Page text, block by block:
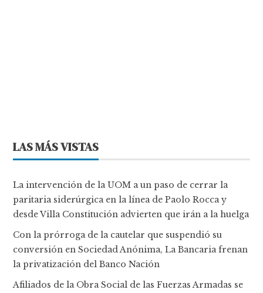
LAS MÁS VISTAS
La intervención de la UOM a un paso de cerrar la
paritaria siderúrgica en la línea de Paolo Rocca y
desde Villa Constitución advierten que irán a la huelga
Con la prórroga de la cautelar que suspendió su
conversión en Sociedad Anónima, La Bancaria frenan
la privatización del Banco Nación
Afiliados de la Obra Social de las Fuerzas Armadas se